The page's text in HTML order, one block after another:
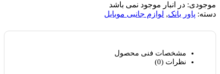
موجودی: در انبار موجود نمی باشد
دسته: پاور بانک, لوازم جانبی موبایل
مشخصات فنی محصول
نظرات (0)